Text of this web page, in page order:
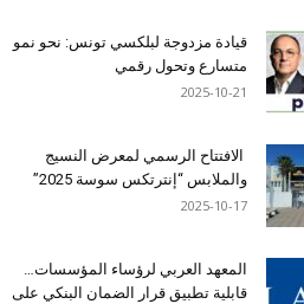
قيادة مزدوجة لبلكسي تونس: نحو نمو
متسارع وتحول رقمي
2025-10-21
الافتتاح الرسمي لمعرض النسيج
والملابس “إنترتكس سوسة 2025”
2025-10-17
المعهد العربي لرؤساء المؤسسات…
قابلية تطبيق قرار الضمان البنكي على